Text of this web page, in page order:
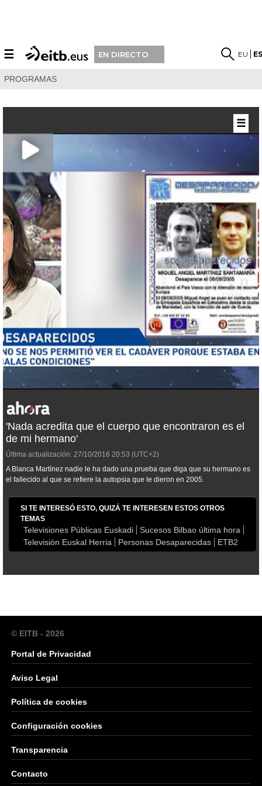
☰ EN DIRECTO EU
PROGRAMAS
'Nada acredita que el cuerpo que encontraron es el
de mi hermano'
Última actualización: 27/10/2016 20:53 (UTC+2)
A Blanca Martínez nadie le ha dado una prueba que diga que su hermano es
el fallecido al que se refiere la autopsia que le dieron en 2005.
SI TE INTERESÓ ESTO, QUIZÁ TE INTERESEN ESTOS OTROS
TEMAS
Televisiones Públicas Euskadi
Sucesos Bilbao última hora
Televisión Euskal Herria
Personas Desaparecidas ETB2
☰
© EITB - 2026
Portal de Privacidad
Aviso Legal
Política de cookies
Configuración cookies
Transparencia
Contacto